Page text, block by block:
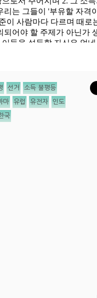
선거 소득 불평등
마 유럽 유전자 인도
국